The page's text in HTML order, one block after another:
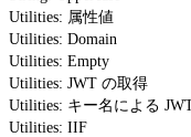
Utilities: 属性値
Utilities: Domain
Utilities: Empty
Utilities: JWT の取得
Utilities: キー名による
Utilities: IIF